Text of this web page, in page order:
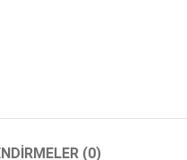
(0)